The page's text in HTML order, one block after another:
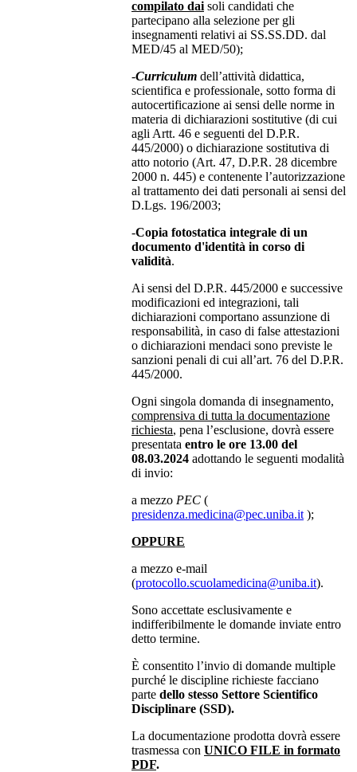
compilato dai soli candidati che
partecipano alla selezione per gli
insegnamenti relativi ai SS.SS.DD. dal
MED/45 al MED/50);
-Curriculum dell’attività didattica,
scientifica e professionale, sotto forma di
autocertificazione ai sensi delle norme in
materia di dichiarazioni sostitutive (di cui
agli Artt. 46 e seguenti del D.P.R.
445/2000) o dichiarazione sostitutiva di
atto notorio (Art. 47, D.P.R. 28 dicembre
2000 n. 445) e contenente l’autorizzazione
al trattamento dei dati personali ai sensi del
D.Lgs. 196/2003;
-Copia fotostatica integrale di un
documento d'identità in corso di
validità.
Ai sensi del D.P.R. 445/2000 e successive
modificazioni ed integrazioni, tali
dichiarazioni comportano assunzione di
responsabilità, in caso di false attestazioni
o dichiarazioni mendaci sono previste le
sanzioni penali di cui all’art. 76 del D.P.R.
445/2000.
Ogni singola domanda di insegnamento,
comprensiva di tutta la documentazione
richiesta, pena l’esclusione, dovrà essere
presentata entro le ore 13.00 del
08.03.2024 adottando le seguenti modalità
di invio:
a mezzo PEC (
presidenza.medicina@pec.uniba.it );
OPPURE
a mezzo e-mail
(protocollo.scuolamedicina@uniba.it).
Sono accettate esclusivamente e
indifferibilmente le domande inviate entro
detto termine.
È consentito l’invio di domande multiple
purché le discipline richieste facciano
parte dello stesso Settore Scientifico
Disciplinare (SSD).
La documentazione prodotta dovrà essere
trasmessa con UNICO FILE in formato
PDF.